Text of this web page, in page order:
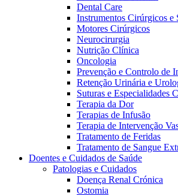
Cuidados Domiciliários
Vagas disponíveis
Descubra as tuas oportunidades de
Dental Care
Instrumentos Cirúrgicos e
Motores Cirúrgicos
Neurocirurgia
Nutrição Clínica
Oncologia
Prevenção e Controlo de
Retenção Urinária e
Suturas e Especialidades
Terapia da Dor
Terapias de Infusão
Terapia de Intervenção
Tratamento de Feridas
Tratamento de Sangue
Doentes e Cuidados de Saúde
Patologias e Cuidados
Doença Renal Crónica
Ostomia